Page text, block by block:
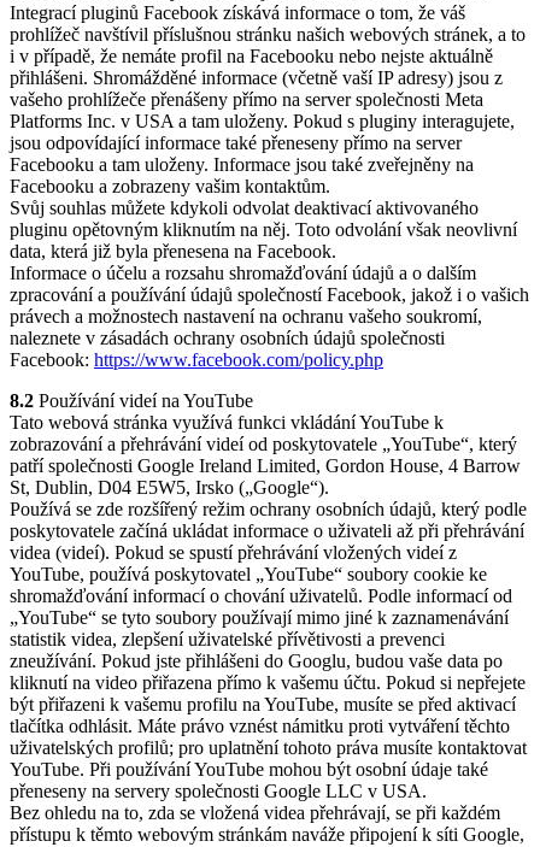
Integrací pluginů Facebook získává informace o tom, že váš
prohlížeč navštívil příslušnou stránku našich webových stránek, a to
i v případě, že nemáte profil na Facebooku nebo nejste aktuálně
přihlášeni. Shromážděné informace (včetně vaší IP adresy) jsou z
vašeho prohlížeče přenášeny přímo na server společnosti Meta
Platforms Inc. v USA a tam uloženy. Pokud s pluginy interagujete,
jsou odpovídající informace také přeneseny přímo na server
Facebooku a tam uloženy. Informace jsou také zveřejněny na
Facebooku a zobrazeny vašim kontaktům.
Svůj souhlas můžete kdykoli odvolat deaktivací aktivovaného
pluginu opětovným kliknutím na něj. Toto odvolání však neovlivní
data, která již byla přenesena na Facebook.
Informace o účelu a rozsahu shromažďování údajů a o dalším
zpracování a používání údajů společností Facebook, jakož i o vašich
právech a možnostech nastavení na ochranu vašeho soukromí,
naleznete v zásadách ochrany osobních údajů společnosti
Facebook: https://www.facebook.com/policy.php
8.2 Používání videí na YouTube
Tato webová stránka využívá funkci vkládání YouTube k
zobrazování a přehrávání videí od poskytovatele „YouTube“, který
patří společnosti Google Ireland Limited, Gordon House, 4 Barrow
St, Dublin, D04 E5W5, Irsko („Google“).
Používá se zde rozšířený režim ochrany osobních údajů, který podle
poskytovatele začíná ukládat informace o uživateli až při přehrávání
videa (videí). Pokud se spustí přehrávání vložených videí z
YouTube, používá poskytovatel „YouTube“ soubory cookie ke
shromažďování informací o chování uživatelů. Podle informací od
„YouTube“ se tyto soubory používají mimo jiné k zaznamenávání
statistik videa, zlepšení uživatelské přívětivosti a prevenci
zneužívání. Pokud jste přihlášeni do Googlu, budou vaše data po
kliknutí na video přiřazena přímo k vašemu účtu. Pokud si nepřejete
být přiřazeni k vašemu profilu na YouTube, musíte se před aktivací
tlačítka odhlásit. Máte právo vznést námitku proti vytváření těchto
uživatelských profilů; pro uplatnění tohoto práva musíte kontaktovat
YouTube. Při používání YouTube mohou být osobní údaje také
přeneseny na servery společnosti Google LLC v USA.
Bez ohledu na to, zda se vložená videa přehrávají, se při každém
přístupu k těmto webovým stránkám naváže připojení k síti Google,